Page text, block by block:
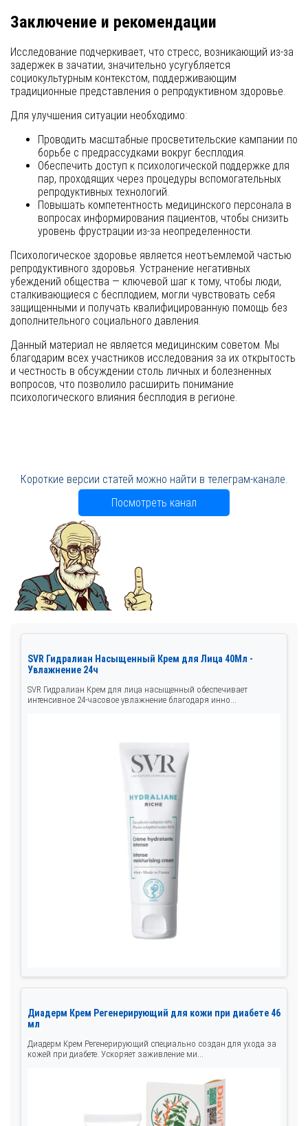
Заключение и рекомендации
Исследование подчеркивает, что стресс, возникающий из-за
задержек в зачатии, значительно усугубляется
социокультурным контекстом, поддерживающим
традиционные представления о репродуктивном здоровье.
Для улучшения ситуации необходимо:
Проводить масштабные просветительские кампании по
борьбе с предрассудками вокруг бесплодия.
Обеспечить доступ к психологической поддержке для
пар, проходящих через процедуры вспомогательных
репродуктивных технологий.
Повышать компетентность медицинского персонала в
вопросах информирования пациентов, чтобы снизить
уровень фрустрации из-за неопределенности.
Психологическое здоровье является неотъемлемой частью
репродуктивного здоровья. Устранение негативных
убеждений общества — ключевой шаг к тому, чтобы люди,
сталкивающиеся с бесплодием, могли чувствовать себя
защищенными и получать квалифицированную помощь без
дополнительного социального давления.
Данный материал не является медицинским советом. Мы
благодарим всех участников исследования за их открытость
и честность в обсуждении столь личных и болезненных
вопросов, что позволило расширить понимание
психологического влияния бесплодия в регионе.
Короткие версии статей можно найти в телеграм-канале.
Посмотреть канал
SVR Гидралиан Насыщенный Крем для Лица 40Мл -
Увлажнение 24ч
SVR Гидралиан Крем для лица насыщенный обеспечивает
интенсивное 24-часовое увлажнение благодаря инно...
Диадерм Крем Регенерирующий для кожи при диабете 46
мл
Диадерм Крем Регенерирующий специально создан для ухода за
кожей при диабете. Ускоряет заживление ми...